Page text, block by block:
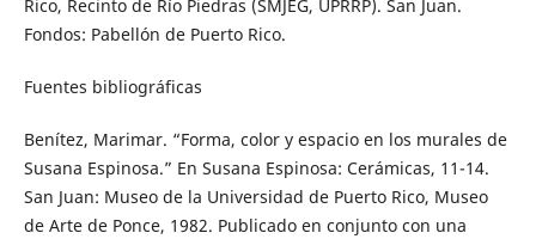
Rico, Recinto de Río Piedras (SMJEG, UPRRP). San Juan.
Fondos: Pabellón de Puerto Rico.
Fuentes bibliográficas
Benítez, Marimar. “Forma, color y espacio en los murales de
Susana Espinosa.” En Susana Espinosa: Cerámicas, 11-14.
San Juan: Museo de la Universidad de Puerto Rico, Museo
de Arte de Ponce, 1982. Publicado en conjunto con una